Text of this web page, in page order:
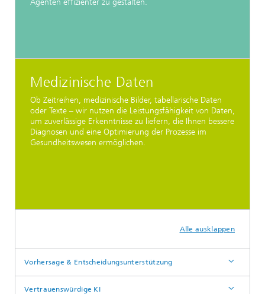
Agenten effizienter zu gestalten.
Medizinische Daten
Ob Zeitreihen, medizinische Bilder, tabellarische Daten
oder Texte – wir nutzen die Leistungsfähigkeit von Daten,
um zuverlässige Erkenntnisse zu liefern, die Ihnen bessere
Diagnosen und eine Optimierung der Prozesse im
Gesundheitswesen ermöglichen.
Alle ausklappen
Vorhersage & Entscheidungsunterstützung
Vertrauenswürdige KI